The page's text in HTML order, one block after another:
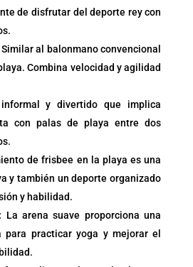
de disfrutar del deporte rey con
Similar al balonmano convencional
Combina velocidad y agilidad
y divertido que implica
con palas de playa entre dos
de frisbee en la playa es una
y también un deporte organizado
y habilidad.
La arena suave proporciona una
para practicar yoga y mejorar el